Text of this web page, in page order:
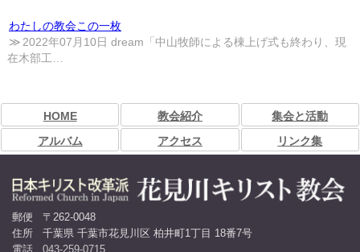
わたしの教会この一枚
2022年07月10日 dream「中山牧師による棟上げ式も終わり、現
在木部工…
HOME 教会紹介
集会と活動
アルバム
アクセス リンク集
郵便
〒262-0048
住所
千葉県 千葉市花見川区 柏井町1丁目 18番7号
電話
043-259-0715